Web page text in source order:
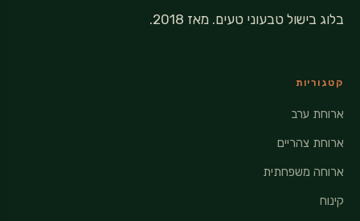
בלוג בישול טבעוני טעים. מאז 2018.
קטגוריות
ארוחת ערב
ארוחת צהריים
ארוחה משפחתית
קינוח